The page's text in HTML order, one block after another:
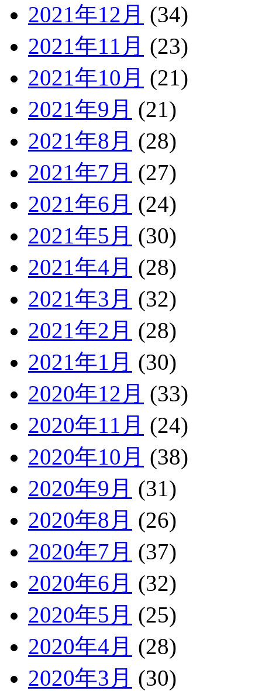
2021年12月 (34)
2021年11月 (23)
2021年10月 (21)
2021年9月 (21)
2021年8月 (28)
2021年7月 (27)
2021年6月 (24)
2021年5月 (30)
2021年4月 (28)
2021年3月 (32)
2021年2月 (28)
2021年1月 (30)
2020年12月 (33)
2020年11月 (24)
2020年10月 (38)
2020年9月 (31)
2020年8月 (26)
2020年7月 (37)
2020年6月 (32)
2020年5月 (25)
2020年4月 (28)
2020年3月 (30)